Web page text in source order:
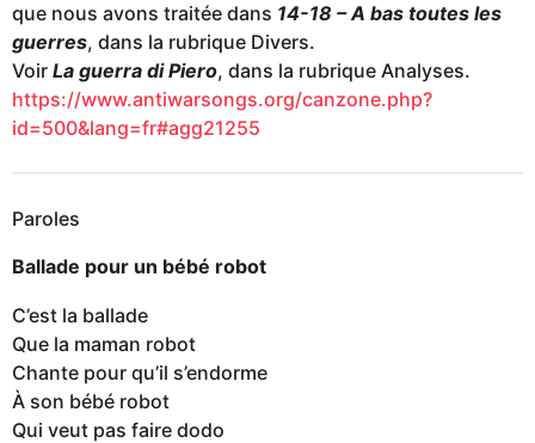
que nous avons traitée dans 14-18 – A bas toutes les
guerres, dans la rubrique Divers.
Voir La guerra di Piero, dans la rubrique Analyses.
https://www.antiwarsongs.org/canzone.php?
id=500&lang=fr#agg21255
Paroles
Ballade pour un bébé robot
C’est la ballade
Que la maman robot
Chante pour qu’il s’endorme
À son bébé robot
Qui veut pas faire dodo